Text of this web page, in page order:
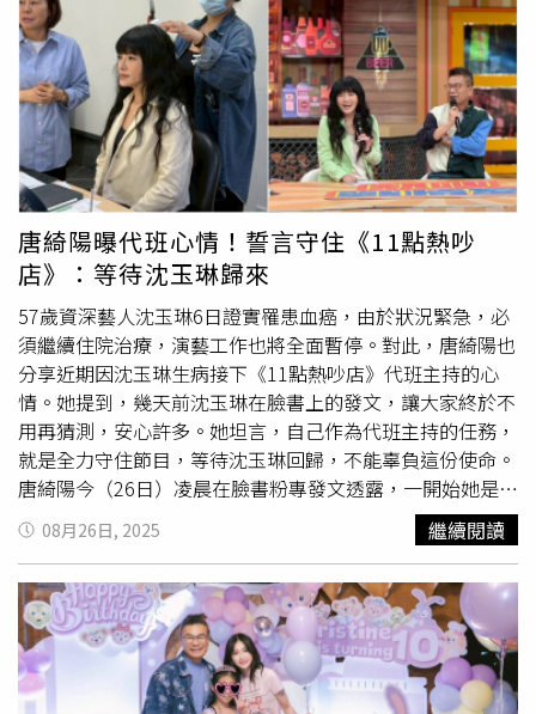
紛紛留言打氣，期盼早日看見他重返螢光幕。
唐綺陽曝代班心情！誓言守住《11點熱吵
店》：等待沈玉琳歸來
57歲資深藝人沈玉琳6日證實罹患血癌，由於狀況緊急，必
須繼續住院治療，演藝工作也將全面暫停。對此，唐綺陽也
分享近期因沈玉琳生病接下《11點熱吵店》代班主持的心
情。她提到，幾天前沈玉琳在臉書上的發文，讓大家終於不
用再猜測，安心許多。她坦言，自己作為代班主持的任務，
就是全力守住節目，等待沈玉琳回歸，不能辜負這份使命。
唐綺陽今（26日）凌晨在臉書粉專發文透露，一開始她是代
替Melody主持，純粹是基於情義相挺，因為節目的風格和
她平時的形象並不那麼容易聯想在一起。但她笑說，這正是
「天王星」的安排，一個轉念之下，竟有機會在荒謬大師沈
玉琳身邊學習如何「有趣地荒謬」，因此覺得這是難得的天
賜良機。沒想到才錄了2集，沈玉琳便因病消失，讓她忍不
住自嘲，也許自己要上的「天王星課題」根本不是學荒謬，
而是另一種挑戰。唐綺陽接下《11點熱吵店》主持工作，與
08月26日, 2025 繼續閱讀